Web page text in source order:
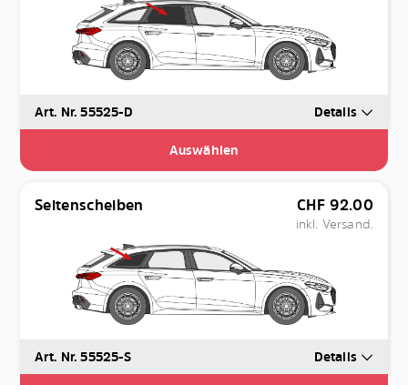
Art. Nr. 55525-D Details
Auswählen
Seitenscheiben CHF 92.00
inkl. Versand.
Art. Nr. 55525-S Details